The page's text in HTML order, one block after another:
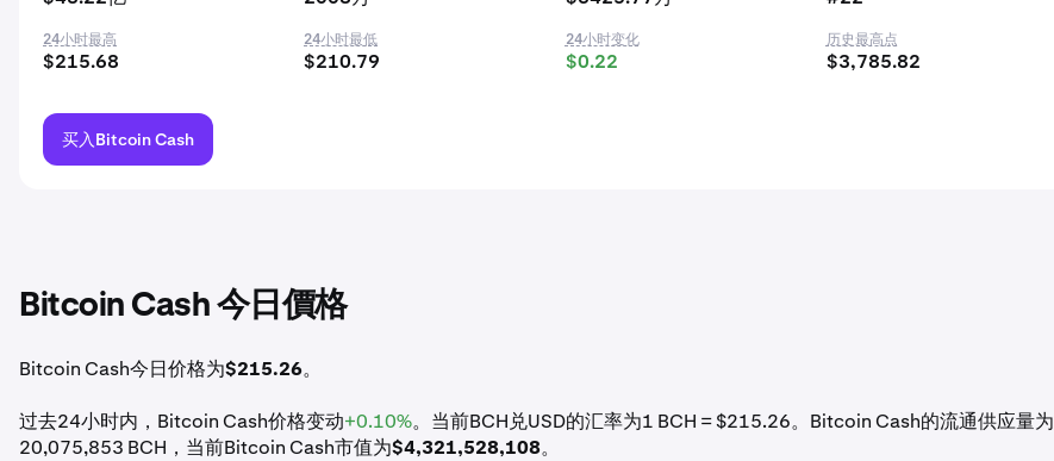
24小时最高
$215.68
24小时最低
$210.79
24小时变化
$0.22
历史最高点
$3,785.82
买入Bitcoin Cash
Bitcoin Cash 今日價格
Bitcoin Cash今日价格为$215.26。
过去24小时内，Bitcoin Cash价格变动+0.10%。当前BCH兑USD的汇率为1 BCH = $215.26。Bitcoin Cash的流通供应量为
20,075,853 BCH，当前Bitcoin Cash市值为$4,321,528,108。